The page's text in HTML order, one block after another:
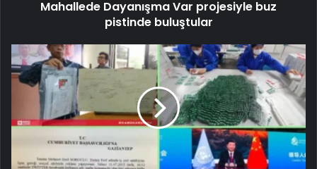
Mahallede Dayanışma Var projesiyle buz
pistinde buluştular